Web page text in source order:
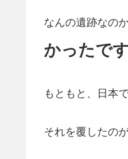
なんの遺跡なの
かったです
もともと、日本
それを覆したの